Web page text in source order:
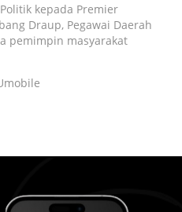
kepada Premier
Draup, Pegawai Daerah
pemimpin masyarakat